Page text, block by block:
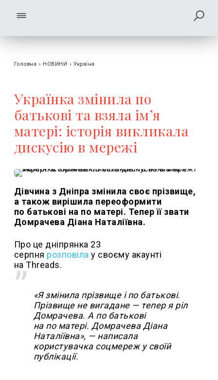
Головна › НОВИНИ › Україна
Українка змінила по
батькові та взяла імʼя
матері: історія викликала
дискусію в мережі
Дівчина з Дніпра змінила своє прізвище,
а також вирішила переоформити
по батькові на по матері. Тепер її звати
Домрачева Діана Наталіївна.
Про це дніпрянка 23
серпня розповіла у своєму акаунті
на Threads.
«Я змінила прізвище і по батькові.
Прізвище не вигадане — тепер я ріл
Домрачева. А по батькові
на по матері. Домрачева Діана
Наталіївна», — написала
користувачка соцмереж у своїй
публікації.